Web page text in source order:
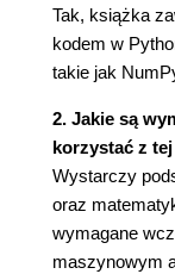
3. Biblioteka
Dlaczego
array
Tak, książka
kodem w
takie jak
2. Jakie są
korzystać z
Wystarczy
oraz
wymagane
maszynowym